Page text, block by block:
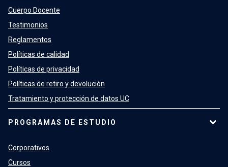
Cuerpo Docente
Testimonios
Reglamentos
Políticas de calidad
Políticas de privacidad
Políticas de retiro y devolución
Tratamiento y protección de datos UC
PROGRAMAS DE ESTUDIO
Corporativos
Cursos